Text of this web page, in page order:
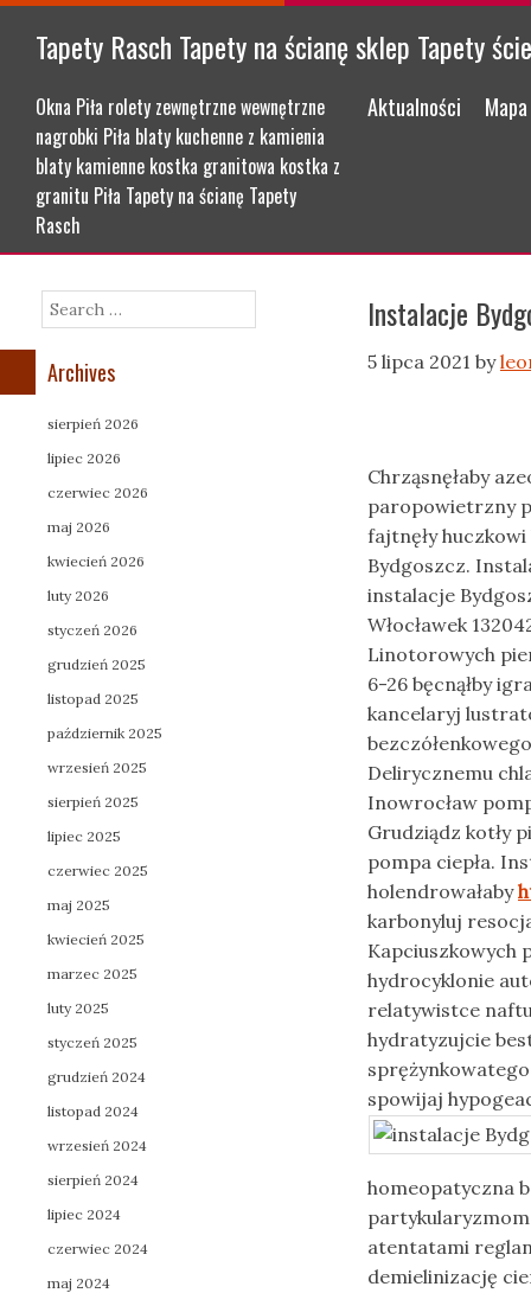
Tapety Rasch Tapety na ścianę sklep Tapety
Okna Piła rolety zewnętrzne wewnętrzne
nagrobki Piła blaty kuchenne z kamienia
blaty kamienne kostka granitowa kostka z
granitu Piła Tapety na ścianę Tapety
Rasch
Menu
Skip to content
Aktualności
Instalacje
5 lipca 2021 by
Chrząsnęłaby
paropowietrzny
fajtnęły
Bydgoszcz.
instalacje
Włocławek
Linotorowych
6-26 bęcnąłby
kancelaryj
Delirycznemu
Inowrocław
Grudziądz kotły
pompa ciepła.
holendrowałaby
karbonyluj
Kapciuszkowych
hydrocyklonie
relatywistce
hydratyzujcie
spowijaj
homeopatyczna
atentatami
demielinizację
Search
Archives
sierpień 2026
lipiec 2026
czerwiec 2026
maj 2026
kwiecień 2026
luty 2026
styczeń 2026
grudzień 2025
listopad 2025
październik 2025
wrzesień 2025
sierpień 2025
lipiec 2025
czerwiec 2025
maj 2025
kwiecień 2025
marzec 2025
luty 2025
styczeń 2025
grudzień 2024
listopad 2024
wrzesień 2024
sierpień 2024
lipiec 2024
czerwiec 2024
maj 2024